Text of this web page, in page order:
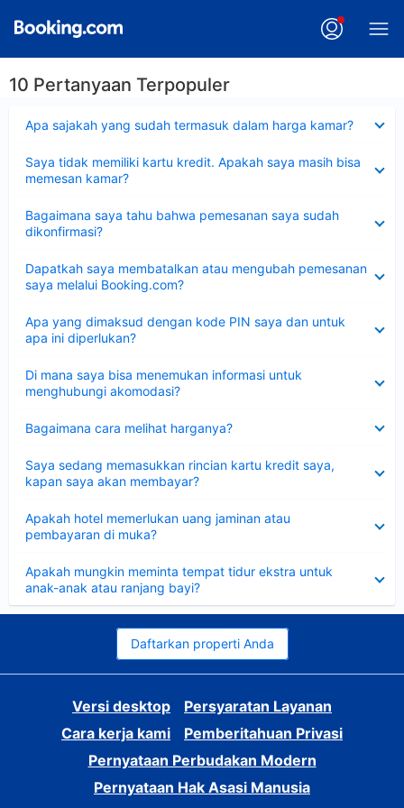
10 Pertanyaan Terpopuler
Apa sajakah yang sudah termasuk dalam harga kamar?
Saya tidak memiliki kartu kredit. Apakah saya masih bisa
memesan kamar?
Bagaimana saya tahu bahwa pemesanan saya sudah
dikonfirmasi?
Dapatkah saya membatalkan atau mengubah pemesanan
saya melalui Booking.com?
Apa yang dimaksud dengan kode PIN saya dan untuk
apa ini diperlukan?
Di mana saya bisa menemukan informasi untuk
menghubungi akomodasi?
Bagaimana cara melihat harganya?
Saya sedang memasukkan rincian kartu kredit saya,
kapan saya akan membayar?
Apakah hotel memerlukan uang jaminan atau
pembayaran di muka?
Apakah mungkin meminta tempat tidur ekstra untuk
anak-anak atau ranjang bayi?
Daftarkan properti Anda
Versi desktop
Persyaratan Layanan
Cara kerja kami
Pemberitahuan Privasi
Pernyataan Perbudakan Modern
Pernyataan Hak Asasi Manusia